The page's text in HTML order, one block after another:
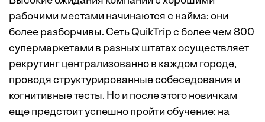
рабочими местами начинаются с найма: они
более разборчивы. Сеть QuikTrip с более чем 800
супермаркетами в разных штатах осуществляет
рекрутинг централизованно в каждом городе,
проводя структурированные собеседования и
когнитивные тесты. Но и после этого новичкам
еще предстоит успешно пройти обучение: на